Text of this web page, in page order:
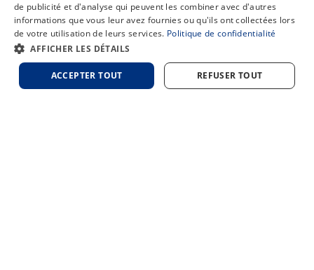
de publicité et d'analyse qui peuvent les combiner avec d'autres
informations que vous leur avez fournies ou qu'ils ont collectées lors
de votre utilisation de leurs services. Politique de confidentialité
AFFICHER LES DÉTAILS
ACCEPTER TOUT REFUSER TOUT